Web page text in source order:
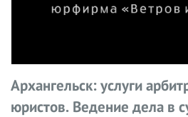
Архангельск: услуги
юристов. Ведение дела в